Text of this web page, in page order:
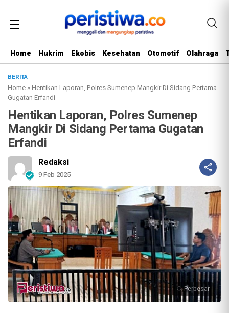
Home Hukrim Ekobis Kesehatan Otomotif Olahraga
BERITA
Home »Hentikan Laporan, Polres Sumenep Mangkir Di Sidang Pertama
Gugatan Erfandi
Hentikan Laporan, Polres Sumenep
Mangkir Di Sidang Pertama Gugatan
Erfandi
Redaksi
9 Feb 2025
Perbesar